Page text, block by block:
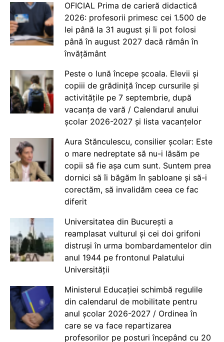
OFICIAL Prima de carieră didactică
2026: profesorii primesc cei 1.500 de
lei până la 31 august și îi pot folosi
până în august 2027 dacă rămân în
învățământ
Peste o lună începe școala. Elevii și
copiii de grădiniță încep cursurile și
activitățile pe 7 septembrie, după
vacanța de vară / Calendarul anului
școlar 2026-2027 și lista vacanțelor
Aura Stănculescu, consilier școlar: Este
o mare nedreptate să nu-i lăsăm pe
copii să fie așa cum sunt. Suntem prea
dornici să îi băgăm în șabloane și să-i
corectăm, să invalidăm ceea ce fac
diferit
Universitatea din București a
reamplasat vulturul și cei doi grifoni
distruși în urma bombardamentelor din
anul 1944 pe frontonul Palatului
Universității
Ministerul Educației schimbă regulile
din calendarul de mobilitate pentru
anul școlar 2026-2027 / Ordinea în
care se va face repartizarea
profesorilor pe posturi începând cu 20